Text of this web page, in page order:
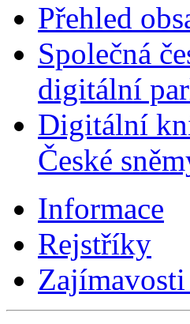
Přehled
Společná
digitální
Digitální
České
Informace
Rejstříky